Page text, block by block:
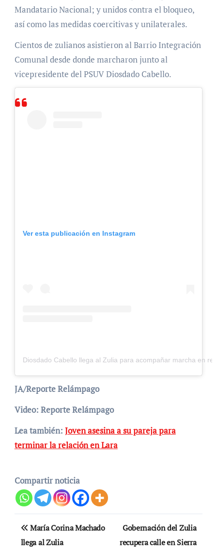
Mandatario Nacional; y unidos contra el bloqueo,
así como las medidas coercitivas y unilaterales.
Cientos de zulianos asistieron al Barrio Integración
Comunal desde donde marcharon junto al
vicepresidente del PSUV Diosdado Cabello.
Ver esta publicación en Instagram
Diosdado Cabello llega al Zulia para acompañar marcha en
JA/Reporte Relámpago
Video: Reporte Relámpago
Lea también: Joven asesina a su pareja para
terminar la relación en Lara
Compartir noticia
Navegación
de
María Corina Machado
llega al Zulia
Gobernación del Zulia
recupera calle en Sierra